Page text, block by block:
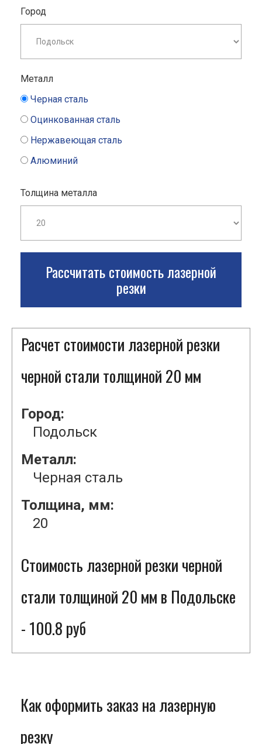
Город
Металл
Черная сталь
Оцинкованная сталь
Нержавеющая сталь
Алюминий
Толщина металла
Рассчитать стоимость лазерной
резки
Расчет стоимости лазерной резки
черной стали толщиной 20 мм
Город:
Подольск
Металл:
Черная сталь
Толщина, мм:
20
Стоимость лазерной резки черной
стали толщиной 20 мм в Подольске
- 100.8 руб
Как оформить заказ на лазерную
резку